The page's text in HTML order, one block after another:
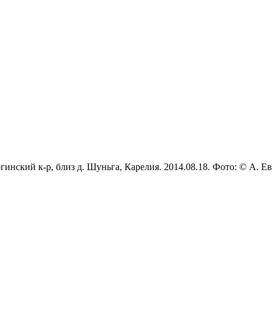
к-р, близ д. Шуньга, Карелия. 2014.08.18. Фото: © А.